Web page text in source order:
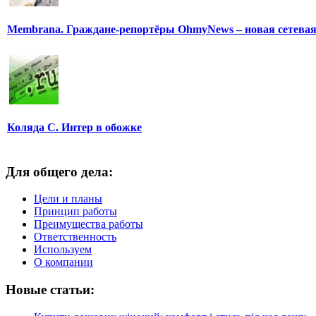
Membrana. Граждане-репортёры OhmyNews – новая
Коляда С. Интер в обожке
Для общего дела:
Цели и планы
Принцип работы
Преимущества работы
Ответственность
Используем
О компании
Новые статьи: